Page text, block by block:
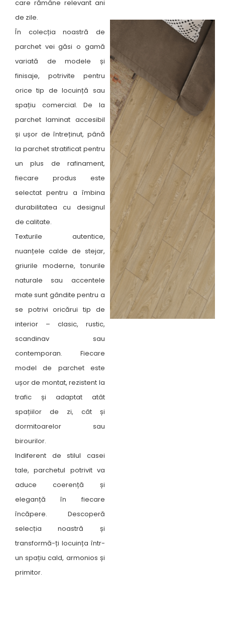
care rămâne relevant ani
de zile.
În colecția noastră de
parchet vei găsi o gamă
variată de modele și
finisaje, potrivite pentru
orice tip de locuință sau
spațiu comercial. De la
parchet laminat accesibil
și ușor de întreținut, până
la parchet stratificat pentru
un plus de rafinament,
fiecare produs este
selectat pentru a îmbina
durabilitatea cu designul
de calitate.
Texturile autentice,
nuanțele calde de stejar,
griurile moderne, tonurile
naturale sau accentele
mate sunt gândite pentru a
se potrivi oricărui tip de
interior – clasic, rustic,
scandinav sau
contemporan. Fiecare
model de parchet este
ușor de montat, rezistent la
trafic și adaptat atât
spațiilor de zi, cât și
dormitoarelor sau
birourilor.
Indiferent de stilul casei
tale, parchetul potrivit va
aduce coerență și
eleganță în fiecare
încăpere. Descoperă
selecția noastră și
transformă-ți locuința într-
un spațiu cald, armonios și
primitor.